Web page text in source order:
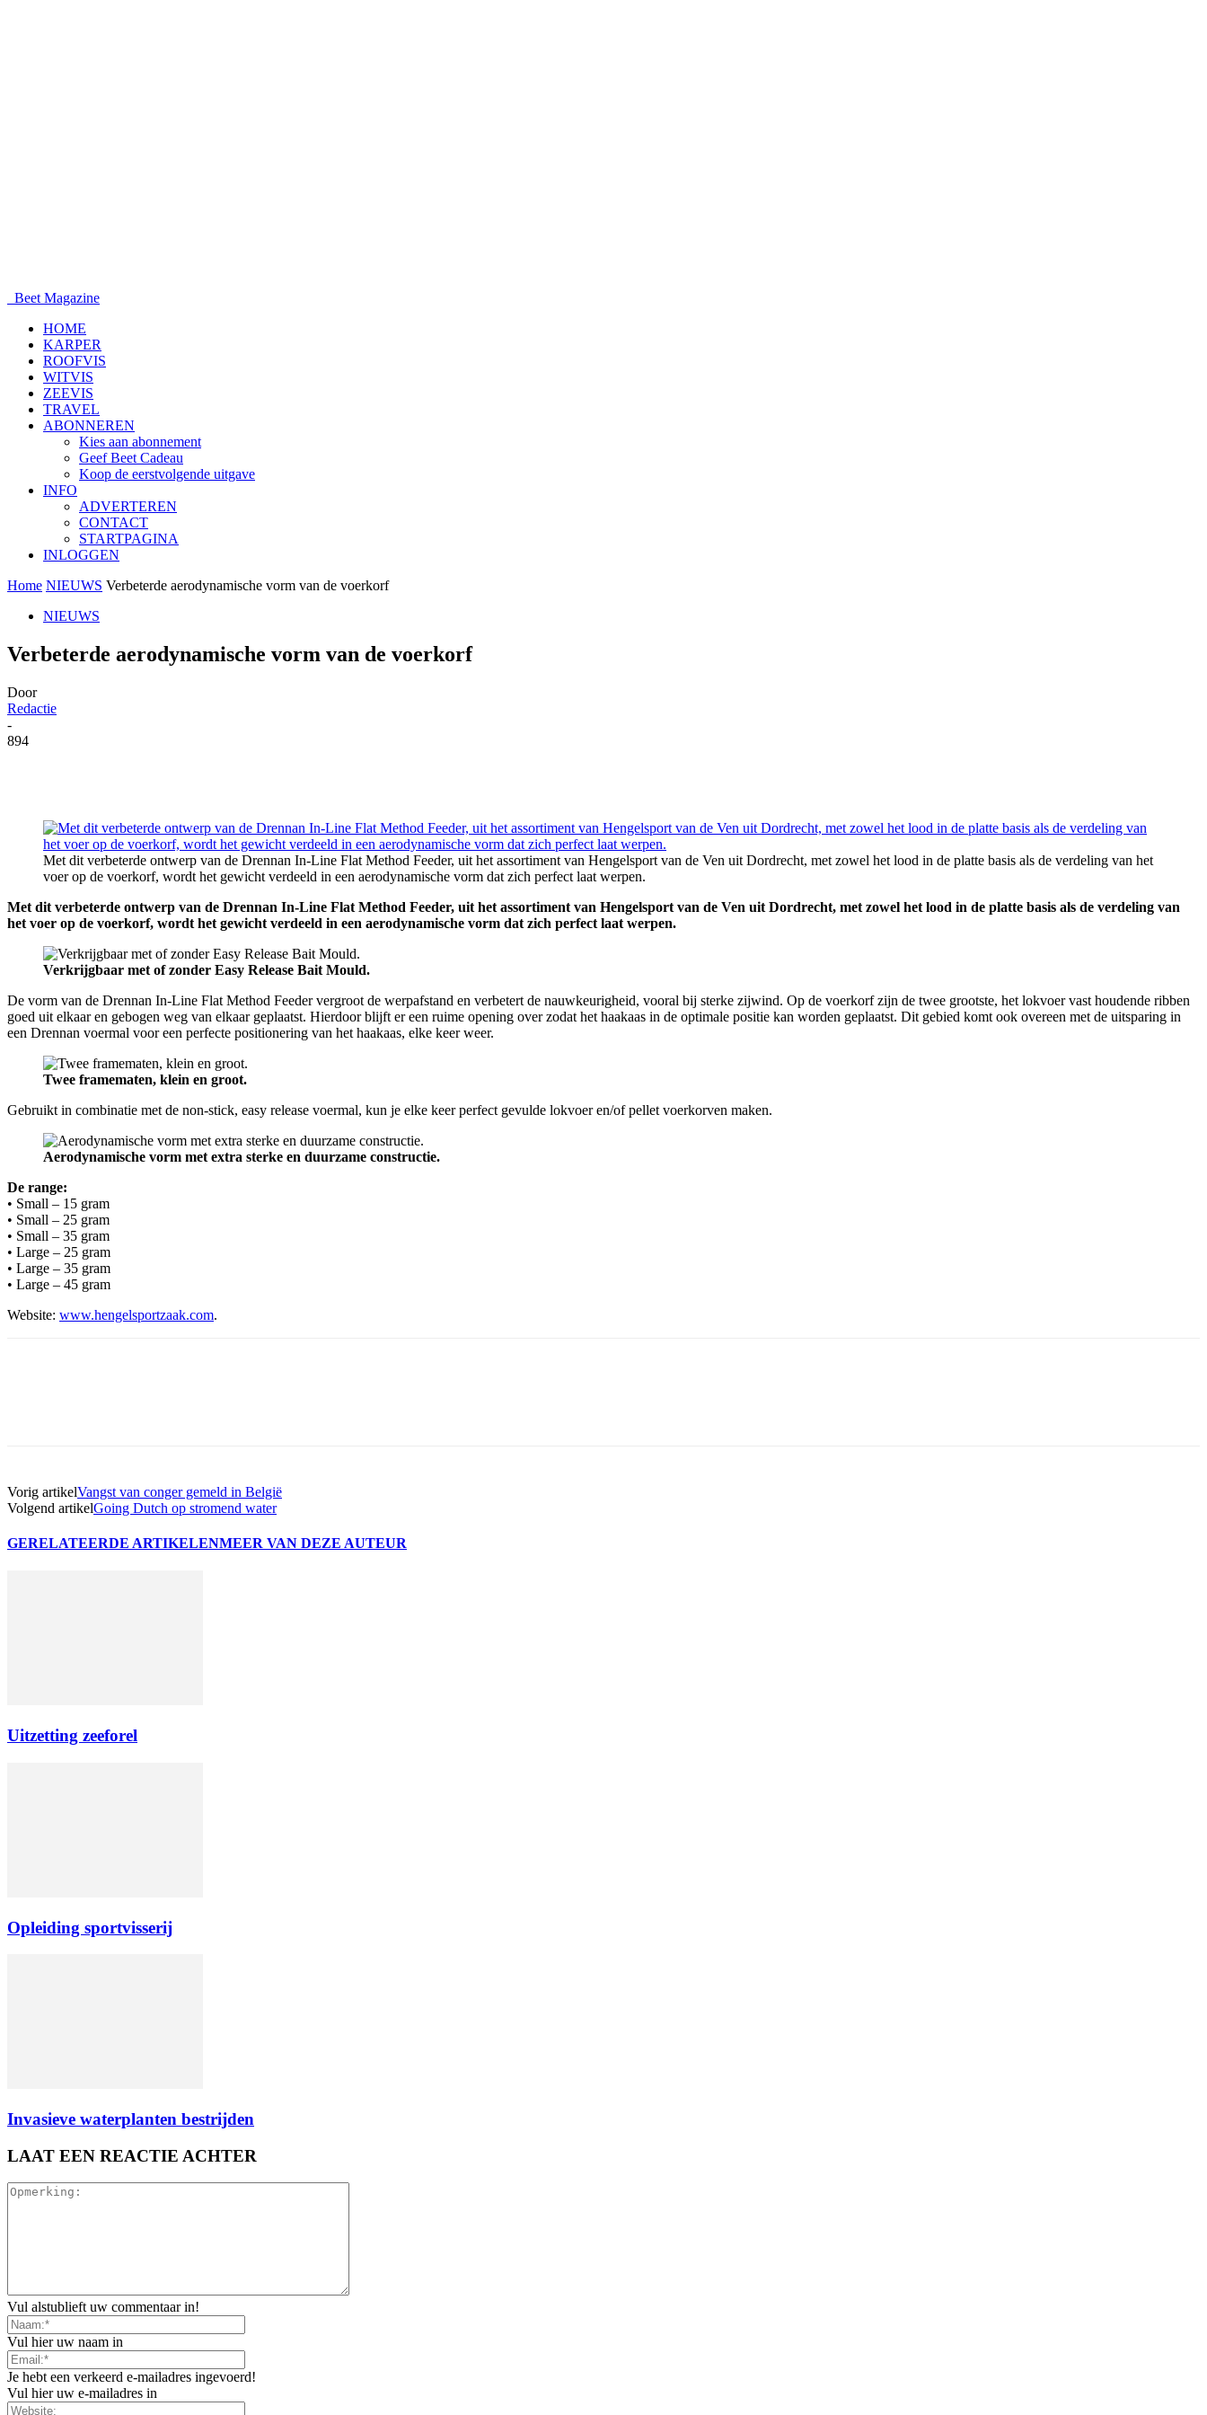
Beet Magazine
HOME
KARPER
ROOFVIS
WITVIS
ZEEVIS
TRAVEL
ABONNEREN
Kies aan abonnement
Geef Beet Cadeau
Koop de eerstvolgende uitgave
INFO
ADVERTEREN
CONTACT
STARTPAGINA
INLOGGEN
Home NIEUWS Verbeterde aerodynamische vorm van de voerkorf
NIEUWS
Verbeterde aerodynamische vorm van de voerkorf
Door
Redactie
-
894
Met dit verbeterde ontwerp van de Drennan In-Line Flat Method Feeder, uit het assortiment van Hengelsport van de Ven uit Dordrecht, met zowel het lood in de platte basis als de verdeling van het
voer op de voerkorf, wordt het gewicht verdeeld in een aerodynamische vorm dat zich perfect laat werpen.
Met dit verbeterde ontwerp van de Drennan In-Line Flat Method Feeder, uit het assortiment van Hengelsport van de Ven uit Dordrecht, met zowel het lood in de platte basis als de verdeling van
het voer op de voerkorf, wordt het gewicht verdeeld in een aerodynamische vorm dat zich perfect laat werpen.
Verkrijgbaar met of zonder Easy Release Bait Mould.
De vorm van de Drennan In-Line Flat Method Feeder vergroot de werpafstand en verbetert de nauwkeurigheid, vooral bij sterke zijwind. Op de voerkorf zijn de twee grootste, het lokvoer vast houdende ribben
goed uit elkaar en gebogen weg van elkaar geplaatst. Hierdoor blijft er een ruime opening over zodat het haakaas in de optimale positie kan worden geplaatst. Dit gebied komt ook overeen met de uitsparing in
een Drennan voermal voor een perfecte positionering van het haakaas, elke keer weer.
Twee framematen, klein en groot.
Gebruikt in combinatie met de non-stick, easy release voermal, kun je elke keer perfect gevulde lokvoer en/of pellet voerkorven maken.
Aerodynamische vorm met extra sterke en duurzame constructie.
De range:
• Small – 15 gram
• Small – 25 gram
• Small – 35 gram
• Large – 25 gram
• Large – 35 gram
• Large – 45 gram
Website: www.hengelsportzaak.com.
Vorig artikelVangst van conger gemeld in België
Volgend artikelGoing Dutch op stromend water
GERELATEERDE ARTIKELENMEER VAN DEZE AUTEUR
Uitzetting zeeforel
Opleiding sportvisserij
Invasieve waterplanten bestrijden
LAAT EEN REACTIE ACHTER
Vul alstublieft uw commentaar in!
Vul hier uw naam in
Je hebt een verkeerd e-mailadres ingevoerd!
Vul hier uw e-mailadres in